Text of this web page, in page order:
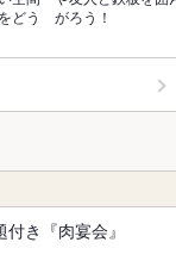
どう
がろう！
き『肉宴会』